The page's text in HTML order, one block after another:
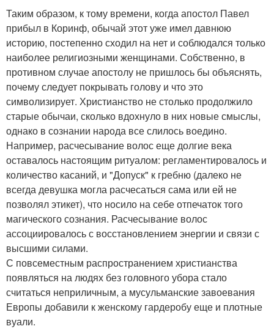
Таким образом, к тому времени, когда апостол Павел
прибыл в Коринф, обычай этот уже имел давнюю
историю, постепенно сходил на нет и соблюдался только
наиболее религиозными женщинами. Собственно, в
противном случае апостолу не пришлось бы объяснять,
почему следует покрывать голову и что это
символизирует. Христианство не столько продолжило
старые обычаи, сколько вдохнуло в них новые смыслы,
однако в сознании народа все слилось воедино.
Например, расчесывание волос еще долгие века
оставалось настоящим ритуалом: регламентировалось и
количество касаний, и "Допуск" к гребню (далеко не
всегда девушка могла расчесаться сама или ей не
позволял этикет), что носило на себе отпечаток того
магического сознания. Расчесывание волос
ассоциировалось с восстановлением энергии и связи с
высшими силами.
С повсеместным распространением христианства
появляться на людях без головного убора стало
считаться неприличным, а мусульманские завоевания
Европы добавили к женскому гардеробу еще и плотные
вуали.